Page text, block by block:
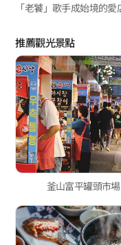
推薦觀光景點
釜山富平罐頭市場